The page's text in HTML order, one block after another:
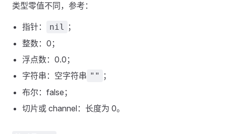
类型零值不同，参考：
指针： nil ；
整数：0；
浮点数：0.0；
字符串：空字符串 ""
；
布尔：false；
切片或 channel：长度为 0。